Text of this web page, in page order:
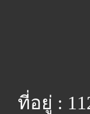
ที่อยู่ :